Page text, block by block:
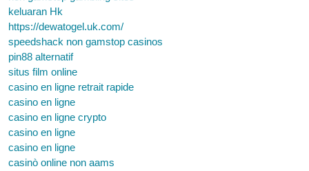
keluaran Hk
https://dewatogel.uk.com/
speedshack non gamstop casinos
pin88 alternatif
situs film online
casino en ligne retrait rapide
casino en ligne
casino en ligne crypto
casino en ligne
casino en ligne
casinò online non aams